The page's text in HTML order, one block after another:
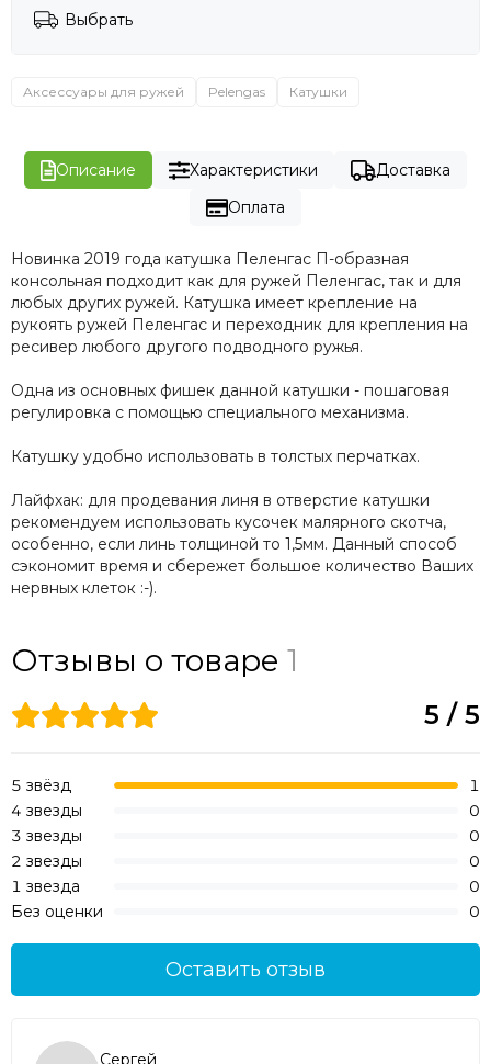
Выбрать
Аксессуары для ружей Pelengas Катушки
Описание Характеристики
Доставка
Оплата
Новинка 2019 года катушка Пеленгас П-образная
консольная подходит как для ружей Пеленгас, так и для
любых других ружей. Катушка имеет крепление на
рукоять ружей Пеленгас и переходник для крепления на
ресивер любого другого подводного ружья.
Одна из основных фишек данной катушки - пошаговая
регулировка с помощью специального механизма.
Катушку удобно использовать в толстых перчатках.
Лайфхак: для продевания линя в отверстие катушки
рекомендуем использовать кусочек малярного скотча,
особенно, если линь толщиной то 1,5мм. Данный способ
сэкономит время и сбережет большое количество Ваших
нервных клеток :-).
Отзывы о товаре 1
Сергей
5 / 5
5 звёзд
1
4 звезды
0
3 звезды
0
2 звезды
0
1 звезда
0
Без оценки
0
Оставить отзыв